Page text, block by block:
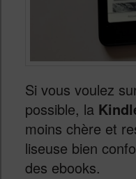
Si vous voulez
possible, la
moins chère et
liseuse bien
des ebooks.